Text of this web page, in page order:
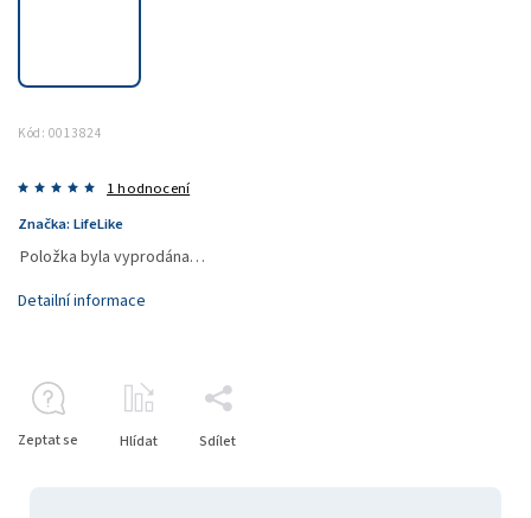
Kód: 0013824
1 hodnocení
Značka: LifeLike
Položka byla vyprodána…
Detailní informace
Zeptat se Hlídat Sdílet